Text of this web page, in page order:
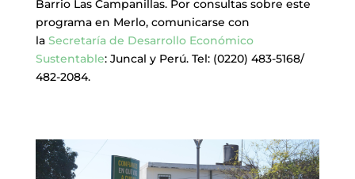
Barrio Las Campanillas. Por consultas sobre este
programa en Merlo, comunicarse con
la Secretaría de Desarrollo Económico
Sustentable: Juncal y Perú. Tel: (0220) 483-5168/
482-2084.